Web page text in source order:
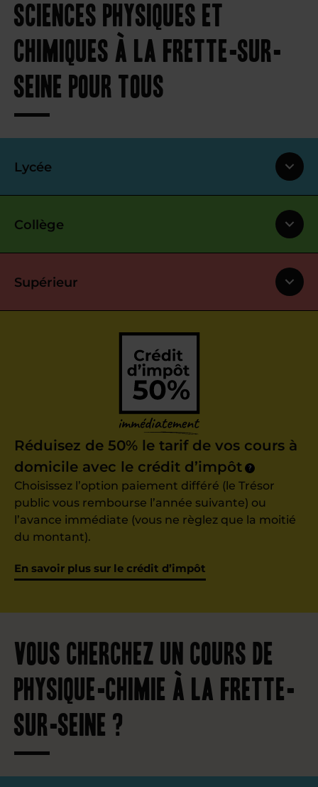
sciences physiques et
chimiques à La Frette-sur-
Seine pour tous
Lycée
Collège
Supérieur
Réduisez de 50% le tarif de vos cours à
domicile avec le crédit d’impôt
?
Choisissez l’option paiement différé (le Trésor
public vous rembourse l’année suivante) ou
l’avance immédiate (vous ne règlez que la moitié
du montant).
En savoir plus sur le crédit d’impôt
Vous cherchez un cours de
physique-chimie à La Frette-
sur-Seine ?